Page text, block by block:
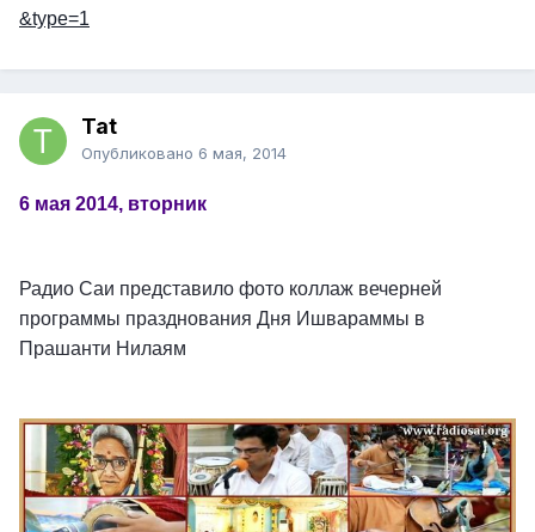
&type=1
Tat
Опубликовано 6 мая, 2014
6 мая 2014, вторник
Радио Саи представило фото коллаж вечерней
программы празднования Дня Ишвараммы в
Прашанти Нилаям